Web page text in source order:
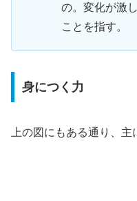
の。変化が激
ことを指す。
身につく力
上の図にもある通り、主